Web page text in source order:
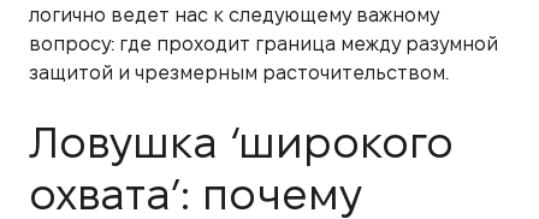
логично ведет нас к следующему важному
вопросу: где проходит граница между разумной
защитой и чрезмерным расточительством.
Ловушка ‘широкого
охвата’: почему